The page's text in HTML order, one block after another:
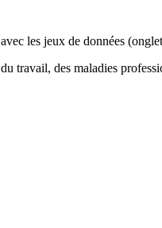
les jeux de données
travail, des maladies